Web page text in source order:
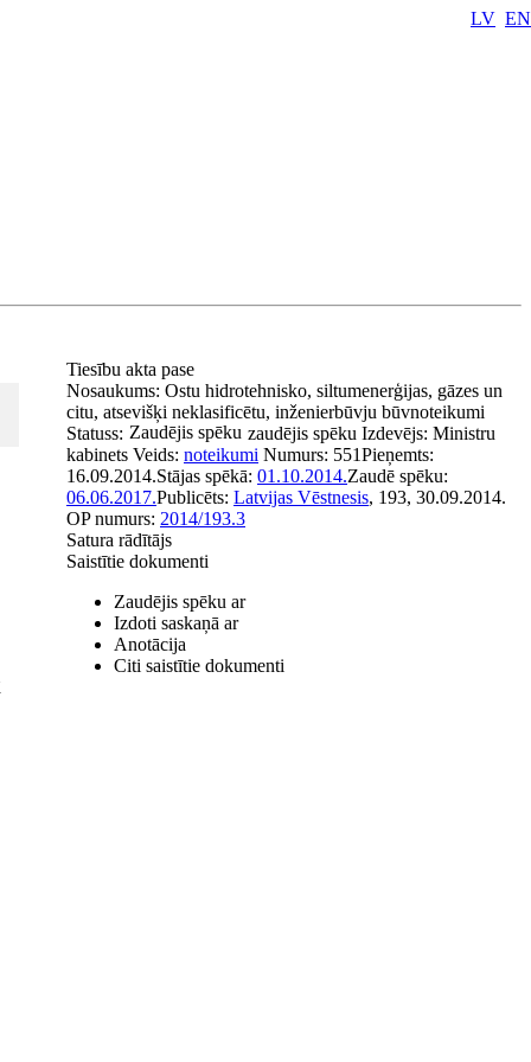
LV EN
Tiesību akta pase
Nosaukums: Ostu hidrotehnisko, siltumenerģijas, gāzes un
citu, atsevišķi neklasificētu, inženierbūvju būvnoteikumi
Statuss: Zaudējis spēku zaudējis spēku Izdevējs: Ministru
kabinets Veids: noteikumi Numurs: 551Pieņemts:
16.09.2014.Stājas spēkā: 01.10.2014.Zaudē spēku:
06.06.2017.Publicēts: Latvijas Vēstnesis, 193, 30.09.2014.
OP numurs: 2014/193.3
Satura rādītājs
Saistītie dokumenti
Zaudējis spēku ar
Izdoti saskaņā ar
Anotācija
Citi saistītie dokumenti